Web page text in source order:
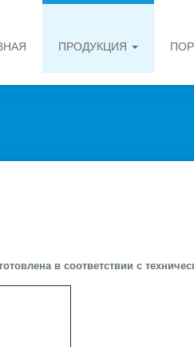
ПРОДУКЦИЯ
в соответствии с